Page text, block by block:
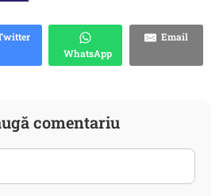
WhatsApp
Email
comentariu